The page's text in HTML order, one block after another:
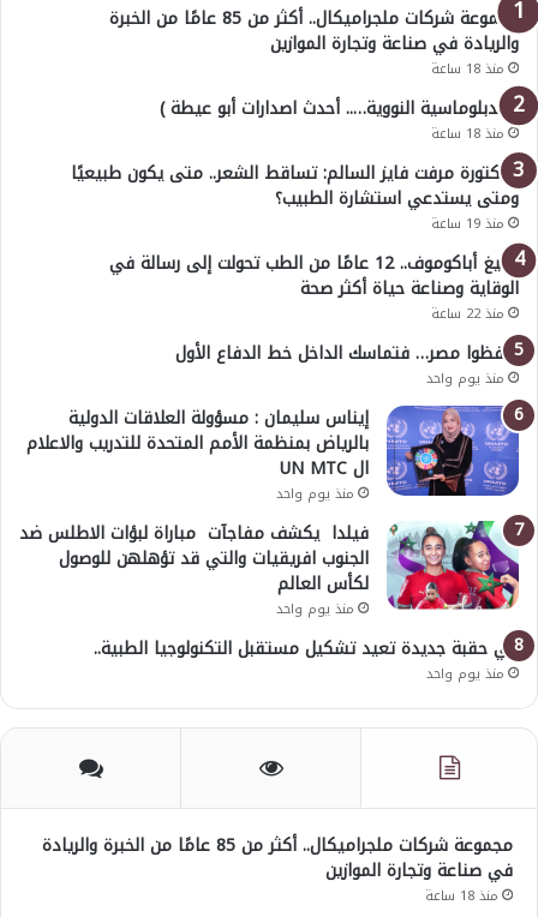
مجموعة شركات ملجراميكال.. أكثر من 85 عامًا من الخبرة
والريادة في صناعة وتجارة الموازين
منذ 18 ساعة
( الدبلوماسية النووية….. أحدث اصدارات أبو عيطة )
منذ 18 ساعة
الدكتورة مرفت فايز السالم: تساقط الشعر.. متى يكون طبيعيًا
ومتى يستدعي استشارة الطبيب؟
منذ 19 ساعة
أوليغ أباكوموف.. 12 عامًا من الطب تحولت إلى رسالة في
الوقاية وصناعة حياة أكثر صحة
منذ 22 ساعة
احفظوا مصر… فتماسك الداخل خط الدفاع الأول
منذ يوم واحد
إيناس سليمان : مسؤولة العلاقات الدولية
بالرياض بمنظمة الأمم المتحدة للتدريب والاعلام
ال UN MTC
منذ يوم واحد
فيلدا يكشف مفاجآت مباراة لبؤات الاطلس ضد
الجنوب افريقيات والتي قد تؤهلهن للوصول
لكأس العالم
منذ يوم واحد
في حقبة جديدة تعيد تشكيل مستقبل التكنولوجيا الطبية..
منذ يوم واحد
مجموعة شركات ملجراميكال.. أكثر من 85 عامًا من الخبرة والريادة
في صناعة وتجارة الموازين
منذ 18 ساعة